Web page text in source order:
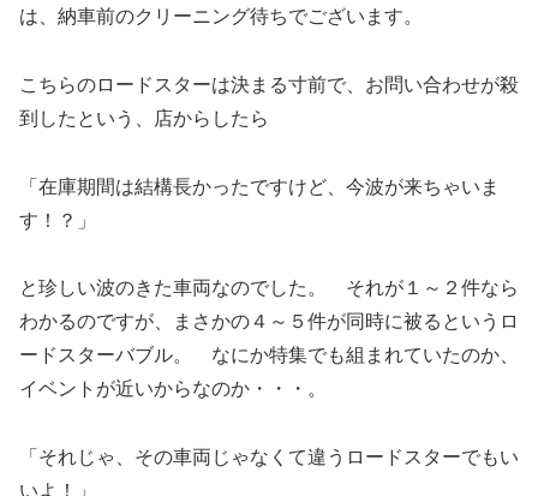
は、納車前のクリーニング待ちでございます。
こちらのロードスターは決まる寸前で、お問い合わせが殺
到したという、店からしたら
「在庫期間は結構長かったですけど、今波が来ちゃいま
す！？」
と珍しい波のきた車両なのでした。 それが１～２件なら
わかるのですが、まさかの４～５件が同時に被るというロ
ードスターバブル。 なにか特集でも組まれていたのか、
イベントが近いからなのか・・・。
「それじゃ、その車両じゃなくて違うロードスターでもい
いよ！」